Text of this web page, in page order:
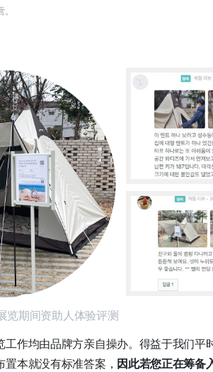
览期间资助人体验评测
工作均由品牌方亲自操办。得益于我们
本就没有标准答案， 因此若您正在筹备